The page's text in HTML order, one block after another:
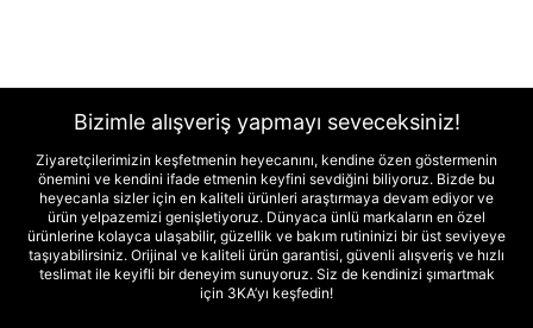
Bizimle alışveriş yapmayı seveceksiniz!
Ziyaretçilerimizin keşfetmenin heyecanını, kendine özen göstermenin
önemini ve kendini ifade etmenin keyfini sevdiğini biliyoruz. Bizde bu
heyecanla sizler için en kaliteli ürünleri araştırmaya devam ediyor ve
ürün yelpazemizi genişletiyoruz. Dünyaca ünlü markaların en özel
ürünlerine kolayca ulaşabilir, güzellik ve bakım rutininizi bir üst seviyeye
taşıyabilirsiniz. Orijinal ve kaliteli ürün garantisi, güvenli alışveriş ve hızlı
teslimat ile keyifli bir deneyim sunuyoruz. Siz de kendinizi şımartmak
için 3KA’yı keşfedin!